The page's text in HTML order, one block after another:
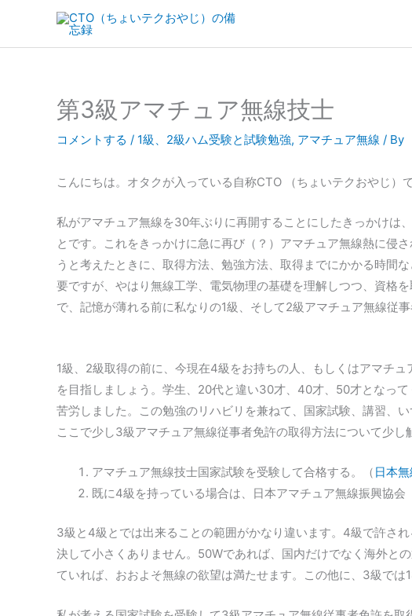
を
第3級アマチュア無線技士
コメントする / 1級、2級ハム受験と試験勉強, アマチュア無線 / By
こんにちは。オタクが入っている自称CTO （ちょいテクおやじ）で
私がアマチュア無線を30年ぶりに再開することにしたきっかけは
とです。これをきっかけに急に再び（？）アマチュア無線熱に侵
うと考えたときに、取得方法、勉強方法、取得までにかかる時間
要ですが、やはり無線工学、電気物理の基礎を理解しつつ、資格
で、記憶が薄れる前に私なりの1級、そして2級アマチュア無線従
1級、2級取得の前に、今現在4級をお持ちの人、もしくはアマチ
を目指しましょう。学生、20代と違い30才、40才、50才となっ
苦労しました。この勉強のリハビリを兼ねて、国家試験、講習、
ここで少し3級アマチュア無線従事者免許の取得方法について少
アマチュア無線技士国家試験を受験して合格する。（ 日本
既に4級を持っている場合は、日本アマチュア無線振興協会
3級と4級とでは出来ることの範囲がかなり違います。4級で許さ
決して小さくありません。50Wであれば、国内だけでなく海外と
ていれば、おおよそ無線の欲望は満たせます。この他に、3級では